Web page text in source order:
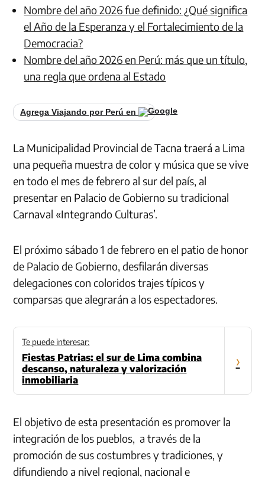
Nombre del año 2026 fue definido: ¿Qué significa
el Año de la Esperanza y el Fortalecimiento de la
Democracia?
Nombre del año 2026 en Perú: más que un título,
una regla que ordena al Estado
Agrega Viajando por Perú en
La Municipalidad Provincial de Tacna traerá a Lima
una pequeña muestra de color y música que se vive
en todo el mes de febrero al sur del país, al
presentar en Palacio de Gobierno su tradicional
Carnaval «Integrando Culturas’.
El próximo sábado 1 de febrero en el patio de honor
de Palacio de Gobierno, desfilarán diversas
delegaciones con coloridos trajes típicos y
comparsas que alegrarán a los espectadores.
Te puede interesar:
Fiestas Patrias: el sur de Lima combina
descanso, naturaleza y valorización
inmobiliaria
›
El objetivo de esta presentación es promover la
integración de los pueblos, a través de la
promoción de sus costumbres y tradiciones, y
difundiendo a nivel regional, nacional e